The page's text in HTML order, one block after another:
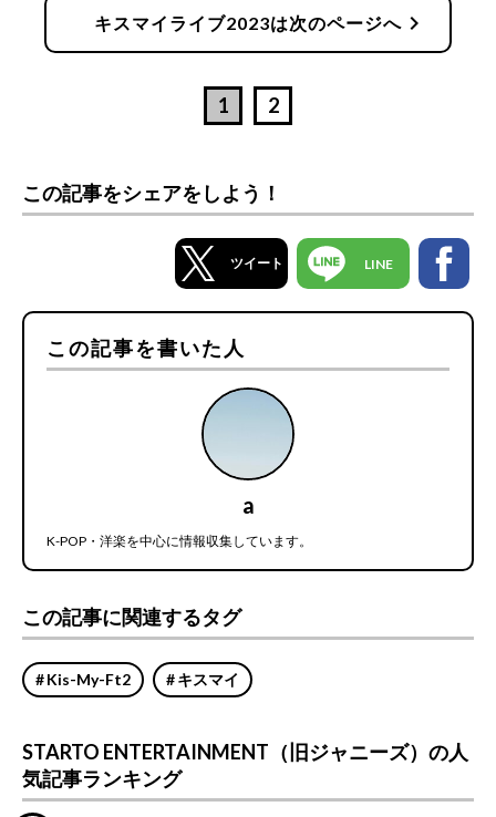
キスマイライブ2023は次のページへchevron_right
1 2
この記事をシェアをしよう！
ツイート LINE
この記事を書いた人
a
K-POP・洋楽を中心に情報収集しています。
この記事に関連するタグ
Kis-My-Ft2 キスマイ
STARTO ENTERTAINMENT（旧ジャニーズ）の人
気記事ランキング